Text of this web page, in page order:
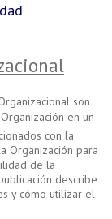
son
en un
con la
Organización para
de la
describe
y cómo utilizar el